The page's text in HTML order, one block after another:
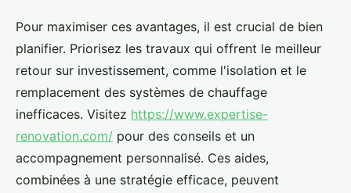
Pour maximiser ces avantages, il est crucial de bien
planifier. Priorisez les travaux qui offrent le meilleur
retour sur investissement, comme l'isolation et le
remplacement des systèmes de chauffage
inefficaces. Visitez https://www.expertise-
renovation.com/ pour des conseils et un
accompagnement personnalisé. Ces aides,
combinées à une stratégie efficace, peuvent